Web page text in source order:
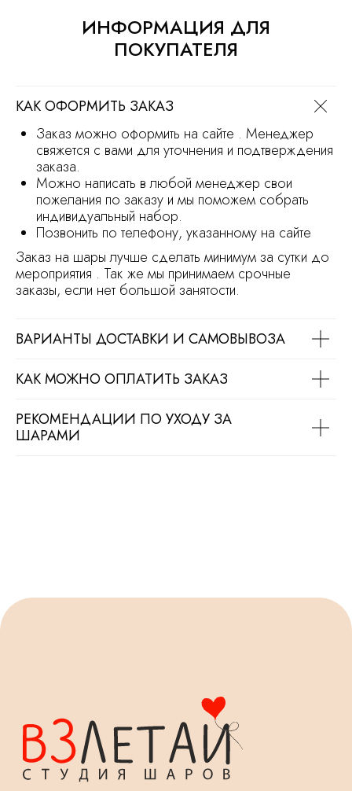
ИНФОРМАЦИЯ ДЛЯ
ПОКУПАТЕЛЯ
КАК ОФОРМИТЬ ЗАКАЗ
Заказ можно оформить на сайте . Менеджер
свяжется с вами для уточнения и подтверждения
заказа.
Можно написать в любой менеджер свои
пожелания по заказу и мы поможем собрать
индивидуальный набор.
Позвонить по телефону, указанному на сайте
Заказ на шары лучше сделать минимум за сутки до
мероприятия . Так же мы принимаем срочные
заказы, если нет большой занятости.
ВАРИАНТЫ ДОСТАВКИ И САМОВЫВОЗА
КАК МОЖНО ОПЛАТИТЬ ЗАКАЗ
РЕКОМЕНДАЦИИ ПО УХОДУ ЗА
ШАРАМИ
Продвижение сайта
Разработка сайта